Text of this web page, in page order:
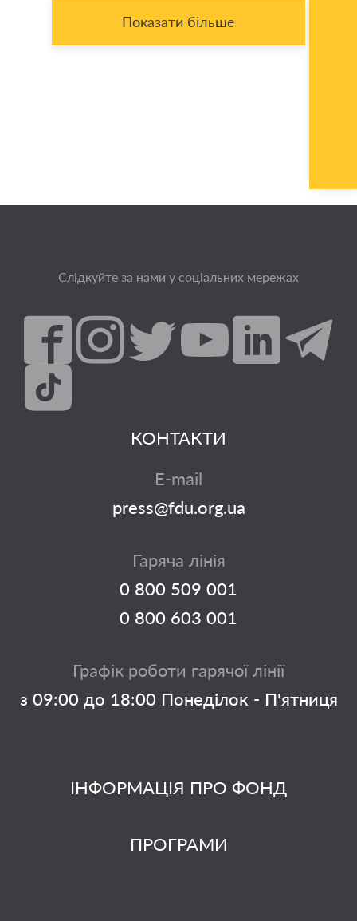
Показати більше
Слідкуйте за нами у соціальних мережах
ІНФОРМАЦІЯ ПРО ФОНД
ПРОГРАМИ
КОНТАКТИ
E-mail
press@fdu.org.ua
Гаряча лінія
0 800 509 001
0 800 603 001
Графік роботи гарячої лінії
з 09:00 до 18:00 Понеділок - П'ятниця